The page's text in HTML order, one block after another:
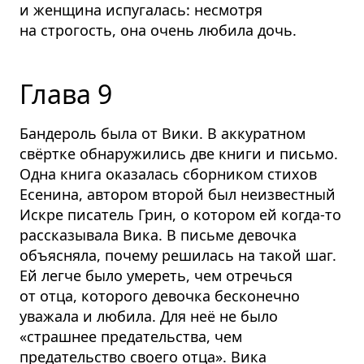
и женщина испугалась: несмотря
на строгость, она очень любила дочь.
Глава 9
Бандероль была от Вики. В аккуратном
свёртке обнаружились две книги и письмо.
Одна книга оказалась сборником стихов
Есенина, автором второй был неизвестный
Искре писатель Грин, о котором ей когда-то
рассказывала Вика. В письме девочка
объясняла, почему решилась на такой шаг.
Ей легче было умереть, чем отречься
от отца, которого девочка бесконечно
уважала и любила. Для неё не было
«страшнее предательства, чем
предательство своего отца». Вика